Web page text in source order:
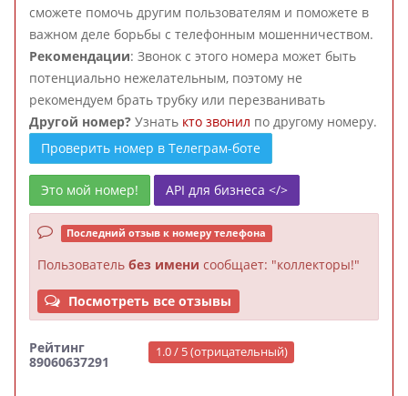
сможете помочь другим пользователям и поможете в
важном деле борьбы с телефонным мошенничеством.
Рекомендации: Звонок с этого номера может быть
потенциально нежелательным, поэтому не
рекомендуем брать трубку или перезванивать
Другой номер? Узнать кто звонил по другому номеру.
Проверить номер в Телеграм-боте
Это мой номер! API для бизнеса </>
Последний отзыв к номеру телефона
Пользователь без имени сообщает: "коллекторы!"
Посмотреть все отзывы
Рейтинг
89060637291
1.0 / 5 (отрицательный)